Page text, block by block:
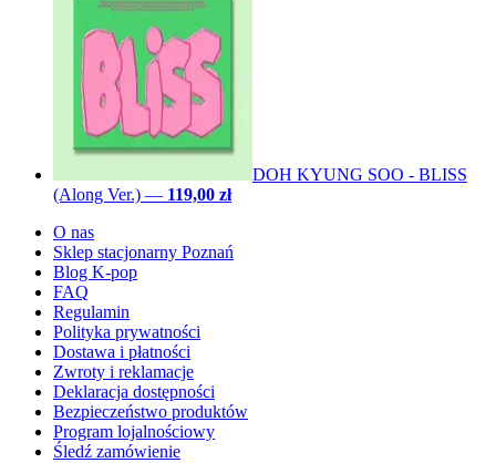
DOH KYUNG SOO - BLISS
(Along Ver.) — 119,00 zł
O nas
Sklep stacjonarny Poznań
Blog K-pop
FAQ
Regulamin
Polityka prywatności
Dostawa i płatności
Zwroty i reklamacje
Deklaracja dostępności
Bezpieczeństwo produktów
Program lojalnościowy
Śledź zamówienie